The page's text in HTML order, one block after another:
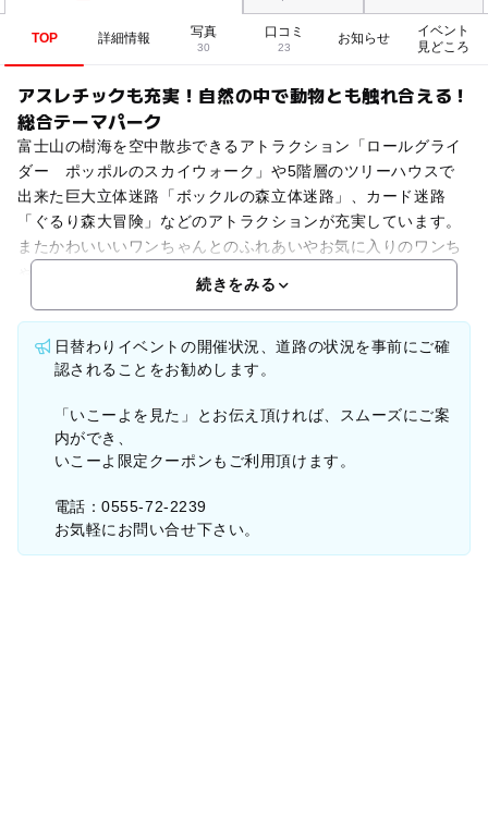
TOP 詳細情報 写真
30
口コミ
23
お知らせ
イベント
見どころ
アスレチックも充実！自然の中で動物とも触れ合える！
総合テーマパーク
富士山の樹海を空中散歩できるアトラクション「ロールグライ
ダー ポッポルのスカイウォーク」や5階層のツリーハウスで
出来た巨大立体迷路「ボックルの森立体迷路」、カード迷路
「ぐるり森大冒険」などのアトラクションが充実しています。
またかわいいいワンちゃんとのふれあいやお気に入りのワンち
続きをみる
日替わりイベントの開催状況、道路の状況を事前にご確
認されることをお勧めします。
「いこーよを見た」とお伝え頂ければ、スムーズにご案
内ができ、
いこーよ限定クーポンもご利用頂けます。
電話：0555-72-2239
お気軽にお問い合せ下さい。